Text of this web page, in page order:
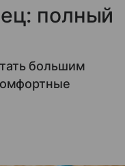
полный
большим